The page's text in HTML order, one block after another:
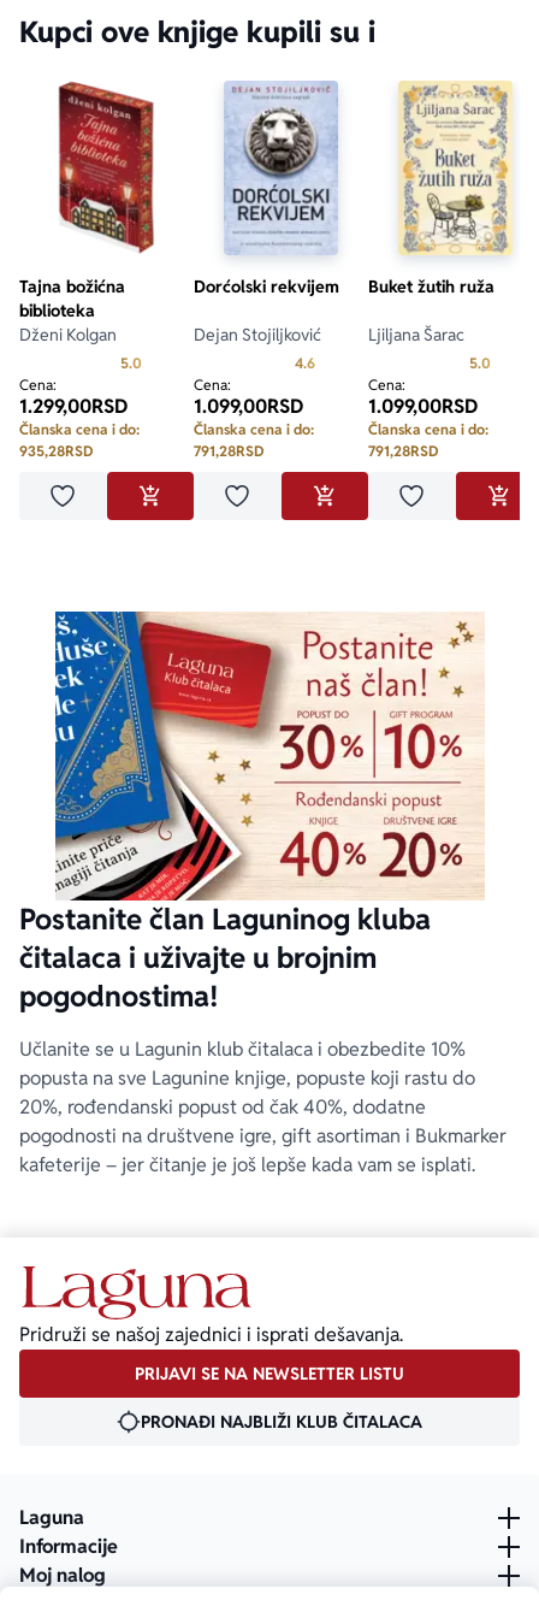
Kupci ove knjige kupili su i
Tajna božićna
biblioteka
Dženi Kolgan
5.0 Prosecna ocena je 5.0 od 5
Cena:
1.299,00RSD
Članska cena i do:
935,28RSD
Dodaj u omiljeneDODAJ U KORPU
Dorćolski rekvijem
Dejan Stojiljković
4.6Prosecna ocena je 4.6 od 5
Cena:
1.099,00RSD
Članska cena i do:
791,28RSD
Dodaj u omiljeneDODAJ U KORPU
Buket žutih ruža
Ljiljana Šarac
5.0
Cena:
1.099,00RSD
Članska cena i do:
791,28RSD
Dodaj u
Postanite član Laguninog kluba
čitalaca i uživajte u brojnim
pogodnostima!
Učlanite se u Lagunin klub čitalaca i obezbedite 10%
popusta na sve Lagunine knjige, popuste koji rastu do
20%, rođendanski popust od čak 40%, dodatne
pogodnosti na društvene igre, gift asortiman i Bukmarker
kafeterije – jer čitanje je još lepše kada vam se isplati.
Pridruži se našoj zajednici i isprati dešavanja.
PRIJAVI SE NA NEWSLETTER LISTU
PRONAĐI NAJBLIŽI KLUB ČITALACA
Laguna
Informacije
Moj nalog